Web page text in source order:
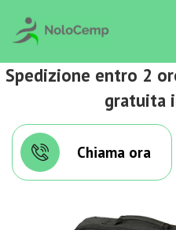
Spedizione entro 2
gratuita
Chiama ora